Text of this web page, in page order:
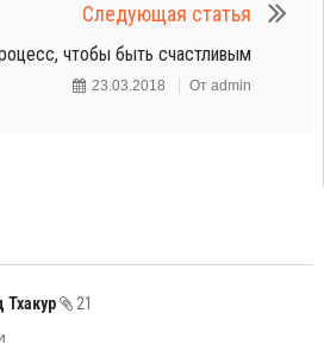
Следующая статья
чтобы быть счастливым
23.03.2018 От admin
Тхакур
21